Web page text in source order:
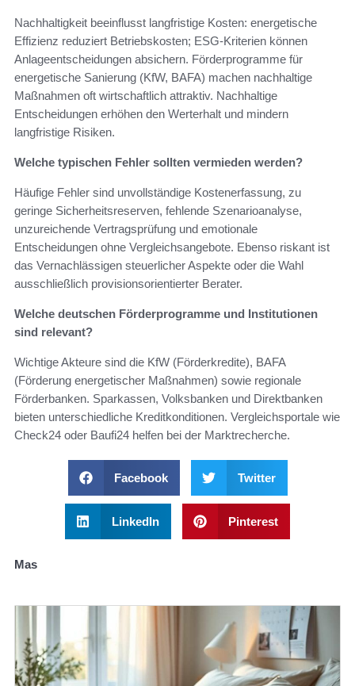
Nachhaltigkeit beeinflusst langfristige Kosten: energetische
Effizienz reduziert Betriebskosten; ESG-Kriterien können
Anlageentscheidungen absichern. Förderprogramme für
energetische Sanierung (KfW, BAFA) machen nachhaltige
Maßnahmen oft wirtschaftlich attraktiv. Nachhaltige
Entscheidungen erhöhen den Werterhalt und mindern
langfristige Risiken.
Welche typischen Fehler sollten vermieden werden?
Häufige Fehler sind unvollständige Kostenerfassung, zu
geringe Sicherheitsreserven, fehlende Szenarioanalyse,
unzureichende Vertragsprüfung und emotionale
Entscheidungen ohne Vergleichsangebote. Ebenso riskant ist
das Vernachlässigen steuerlicher Aspekte oder die Wahl
ausschließlich provisionsorientierter Berater.
Welche deutschen Förderprogramme und Institutionen
sind relevant?
Wichtige Akteure sind die KfW (Förderkredite), BAFA
(Förderung energetischer Maßnahmen) sowie regionale
Förderbanken. Sparkassen, Volksbanken und Direktbanken
bieten unterschiedliche Kreditkonditionen. Vergleichsportale wie
Check24 oder Baufi24 helfen bei der Marktrecherche.
Facebook Twitter
LinkedIn Pinterest
Mas